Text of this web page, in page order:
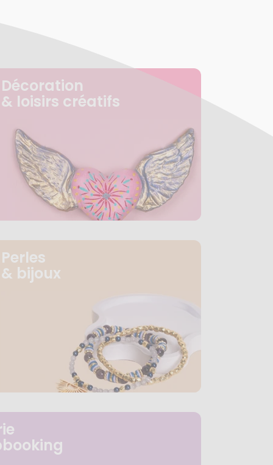
Décoration
& loisirs créatifs
Perles
& bijoux